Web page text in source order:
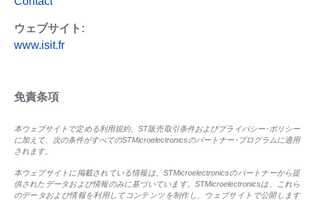
ウェブサイト:
www.isit.fr
免責条項
本ウェブサイトで定める利用規約、ST販売取引条件およびプライバシー･ポリシー
に加えて、次の条件がすべてのSTMicroelectronicsのパートナー･プログラムに適用
されます。
本ウェブサイトに掲載されている情報は、STMicroelectronicsのパートナーから提
供されたデータおよび情報のみに基づいています。STMicroelectronicsは、これら
のデータおよび情報を利用してコンテンツを制作し、ウェブサイトで公開します